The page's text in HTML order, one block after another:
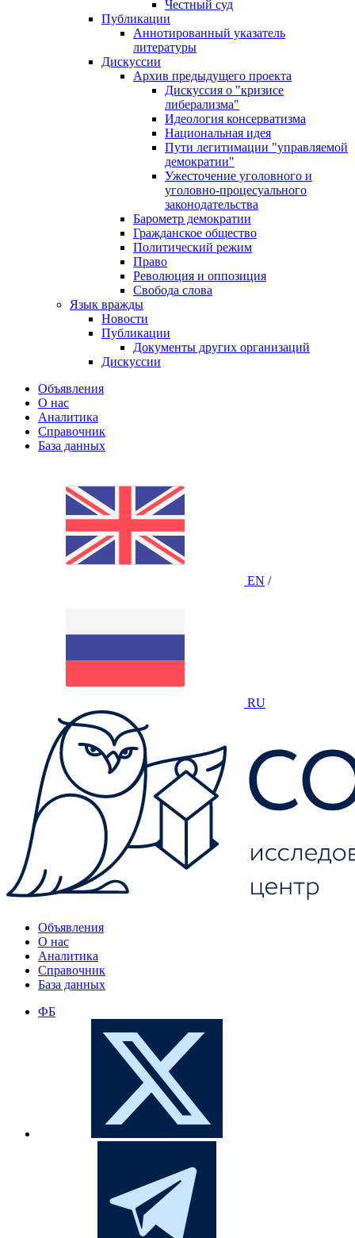
Честный суд
Публикации
Аннотированный указатель
литературы
Дискуссии
Архив предыдущего проекта
Дискуссия о "кризисе
либерализма"
Идеология консерватизма
Национальная идея
Пути легитимации "управляемой
демократии"
Ужесточение уголовного и
уголовно-процесуального
законодательства
Барометр демократии
Гражданское общество
Политический режим
Право
Революция и оппозиция
Свобода слова
Язык вражды
Новости
Публикации
Документы других организаций
Дискуссии
Объявления
О нас
Аналитика
Справочник
База данных
EN /
RU
Объявления
О нас
Аналитика
Справочник
База данных
ФБ